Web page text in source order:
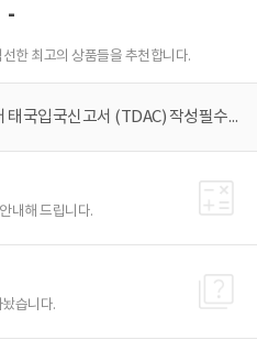
-
한 최고의 상품들을 추천합니다.
25년 5월1일부터 태국입국신고서 (TDAC) 작성필수! 가장 쉽게 작성하는 방법
내해 드립니다.
습니다.